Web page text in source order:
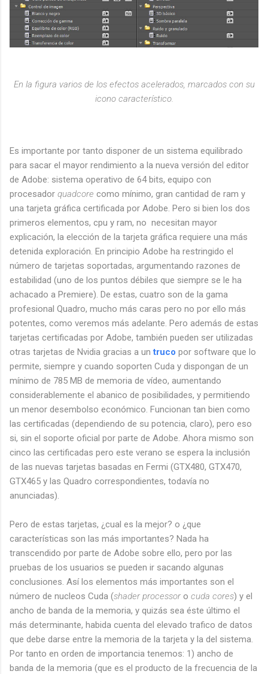
En la figura varios de los efectos acelerados, marcados con su
icono característico.
Es importante por tanto disponer de un sistema equilibrado
para sacar el mayor rendimiento a la nueva versión del editor
de Adobe: sistema operativo de 64 bits, equipo con
procesador quadcore como mínimo, gran cantidad de ram y
una tarjeta gráfica certificada por Adobe. Pero si bien los dos
primeros elementos, cpu y ram, no necesitan mayor
explicación, la elección de la tarjeta gráfica requiere una más
detenida exploración. En principio Adobe ha restringido el
número de tarjetas soportadas, argumentando razones de
estabilidad (uno de los puntos débiles que siempre se le ha
achacado a Premiere). De estas, cuatro son de la gama
profesional Quadro, mucho más caras pero no por ello más
potentes, como veremos más adelante. Pero además de estas
tarjetas certificadas por Adobe, también pueden ser utilizadas
otras tarjetas de Nvidia gracias a untruco por software que lo
permite, siempre y cuando soporten Cuda y dispongan de un
mínimo de 785 MB de memoria de vídeo, aumentando
considerablemente el abanico de posibilidades, y permitiendo
un menor desembolso económico. Funcionan tan bien como
las certificadas (dependiendo de su potencia, claro), pero eso
si, sin el soporte oficial por parte de Adobe. Ahora mismo son
cinco las certificadas pero este verano se espera la inclusión
de las nuevas tarjetas basadas en Fermi (GTX480, GTX470,
GTX465 y las Quadro correspondientes, todavía no
anunciadas).
Pero de estas tarjetas, ¿cual es la mejor? o ¿que
características son las más importantes? Nada ha
transcendido por parte de Adobe sobre ello, pero por las
pruebas de los usuarios se pueden ir sacando algunas
conclusiones. Así los elementos más importantes son el
número de nucleos Cuda (shader processor o cuda cores) y el
ancho de banda de la memoria, y quizás sea éste último el
más determinante, habida cuenta del elevado trafico de datos
que debe darse entre la memoria de la tarjeta y la del sistema.
Por tanto en orden de importancia tenemos: 1) ancho de
banda de la memoria (que es el producto de la frecuencia de la